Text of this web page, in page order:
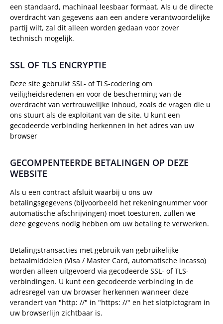
een standaard, machinaal leesbaar formaat. Als u de directe
overdracht van gegevens aan een andere verantwoordelijke
partij wilt, zal dit alleen worden gedaan voor zover
technisch mogelijk.
SSL OF TLS ENCRYPTIE
Deze site gebruikt SSL- of TLS-codering om
veiligheidsredenen en voor de bescherming van de
overdracht van vertrouwelijke inhoud, zoals de vragen die u
ons stuurt als de exploitant van de site. U kunt een
gecodeerde verbinding herkennen in het adres van uw
browser
GECOMPENTEERDE BETALINGEN OP DEZE
WEBSITE
Als u een contract afsluit waarbij u ons uw
betalingsgegevens (bijvoorbeeld het rekeningnummer voor
automatische afschrijvingen) moet toesturen, zullen we
deze gegevens nodig hebben om uw betaling te verwerken.
Betalingstransacties met gebruik van gebruikelijke
betaalmiddelen (Visa / Master Card, automatische incasso)
worden alleen uitgevoerd via gecodeerde SSL- of TLS-
verbindingen. U kunt een gecodeerde verbinding in de
adresregel van uw browser herkennen wanneer deze
verandert van "http: //" in "https: //" en het slotpictogram in
uw browserlijn zichtbaar is.